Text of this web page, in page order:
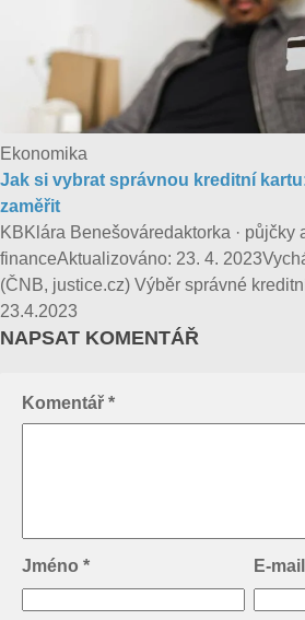
Ekonomika
Jak si vybrat správnou kreditní
zaměřit
KBKlára Benešováredaktorka · půjčky
financeAktualizováno: 23. 4.
(ČNB, justice.cz) Výběr správné
23.4.2023
NAPSAT KOMENTÁŘ
Komentář *
Jméno * E-